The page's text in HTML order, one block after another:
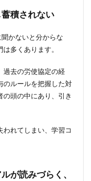
積されない
かないと分からな
多くあります。
過去の労使協定の経
のルールを把握した対
頭の中にあり、引き
れてしまい、学習コ
が読みづらく、